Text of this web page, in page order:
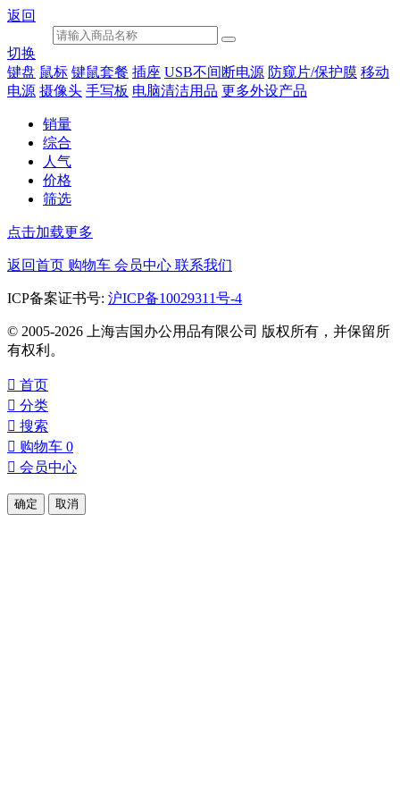
返回
切换
键盘 鼠标 键鼠套餐 插座 USB不间断电源 防窥片/保护膜 移动
电源 摄像头 手写板 电脑清洁用品 更多外设产品
销量
综合
人气
价格
筛选
点击加载更多
返回首页 购物车 会员中心 联系我们
ICP备案证书号: 沪ICP备10029311号-4
© 2005-2026 上海吉国办公用品有限公司 版权所有，并保留所
有权利。
 首页
 分类
 搜索
 购物车 0
 会员中心
确定 取消